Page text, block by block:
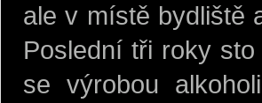
ale v místě bydliště
Poslední tři roky
se výrobou